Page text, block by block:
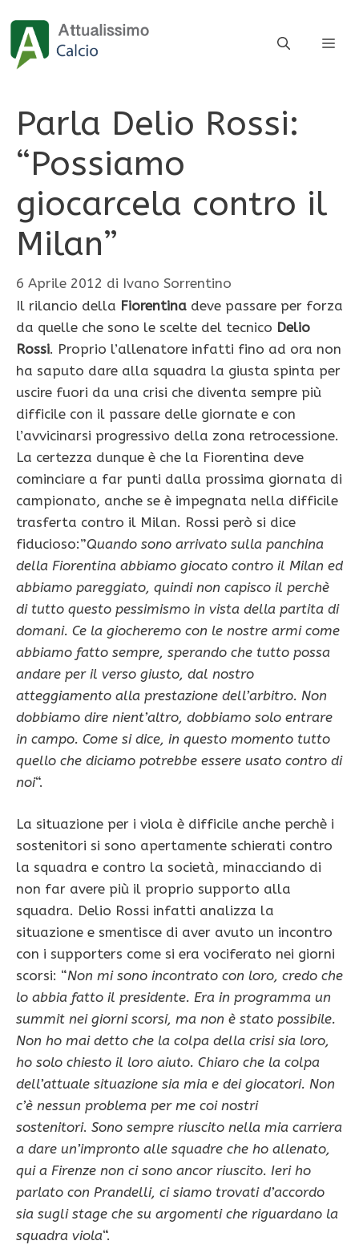
contenuto
Parla Delio Rossi:
“Possiamo
giocarcela contro il
Milan”
6 Aprile 2012 di Ivano Sorrentino
Il rilancio della Fiorentina deve passare per forza
da quelle che sono le scelte del tecnico Delio
Rossi. Proprio l’allenatore infatti fino ad ora non
ha saputo dare alla squadra la giusta spinta per
uscire fuori da una crisi che diventa sempre più
difficile con il passare delle giornate e con
l’avvicinarsi progressivo della zona retrocessione.
La certezza dunque è che la Fiorentina deve
cominciare a far punti dalla prossima giornata di
campionato, anche se è impegnata nella difficile
trasferta contro il Milan. Rossi però si dice
fiducioso:”Quando sono arrivato sulla panchina
della Fiorentina abbiamo giocato contro il Milan ed
abbiamo pareggiato, quindi non capisco il perchè
di tutto questo pessimismo in vista della partita di
domani. Ce la giocheremo con le nostre armi come
abbiamo fatto sempre, sperando che tutto possa
andare per il verso giusto, dal nostro
atteggiamento alla prestazione dell’arbitro. Non
dobbiamo dire nient’altro, dobbiamo solo entrare
in campo. Come si dice, in questo momento tutto
quello che diciamo potrebbe essere usato contro di
noi“.
La situazione per i viola è difficile anche perchè i
sostenitori si sono apertamente schierati contro
la squadra e contro la società, minacciando di
non far avere più il proprio supporto alla
squadra. Delio Rossi infatti analizza la
situazione e smentisce di aver avuto un incontro
con i supporters come si era vociferato nei giorni
scorsi: “Non mi sono incontrato con loro, credo che
lo abbia fatto il presidente. Era in programma un
summit nei giorni scorsi, ma non è stato possibile.
Non ho mai detto che la colpa della crisi sia loro,
ho solo chiesto il loro aiuto. Chiaro che la colpa
dell’attuale situazione sia mia e dei giocatori. Non
c’è nessun problema per me coi nostri
sostenitori. Sono sempre riuscito nella mia carriera
a dare un’impronto alle squadre che ho allenato,
qui a Firenze non ci sono ancor riuscito. Ieri ho
parlato con Prandelli, ci siamo trovati d’accordo
sia sugli stage che su argomenti che riguardano la
squadra viola“.